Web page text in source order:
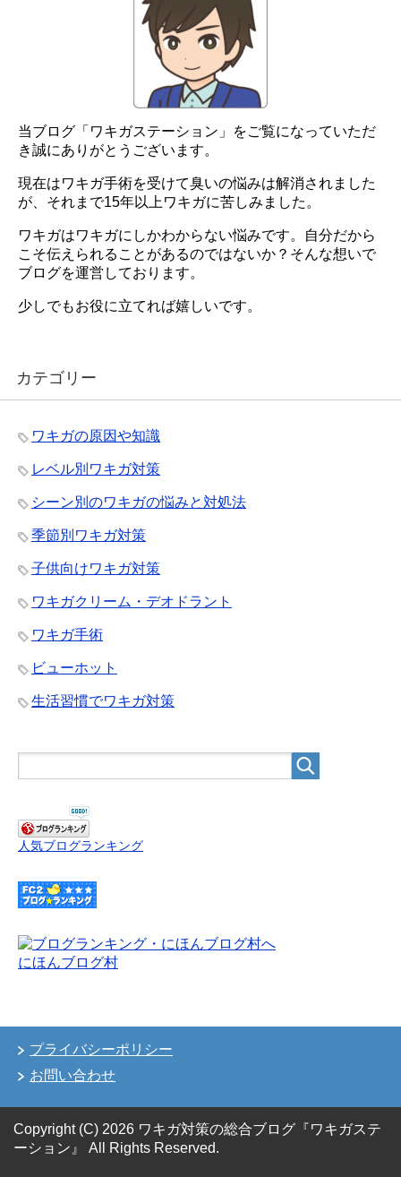
当ブログ「ワキガステーション」をご覧になっていただ
き誠にありがとうございます。
現在はワキガ手術を受けて臭いの悩みは解消されました
が、それまで15年以上ワキガに苦しみました。
ワキガはワキガにしかわからない悩みです。自分だから
こそ伝えられることがあるのではないか？そんな想いで
ブログを運営しております。
少しでもお役に立てれば嬉しいです。
カテゴリー
ワキガの原因や知識
レベル別ワキガ対策
シーン別のワキガの悩みと対処法
季節別ワキガ対策
子供向けワキガ対策
ワキガクリーム・デオドラント
ワキガ手術
ビューホット
生活習慣でワキガ対策
人気ブログランキング
にほんブログ村
プライバシーポリシー
お問い合わせ
Copyright (C) 2026 ワキガ対策の総合ブログ『ワキガステ
ーション』 All Rights Reserved.